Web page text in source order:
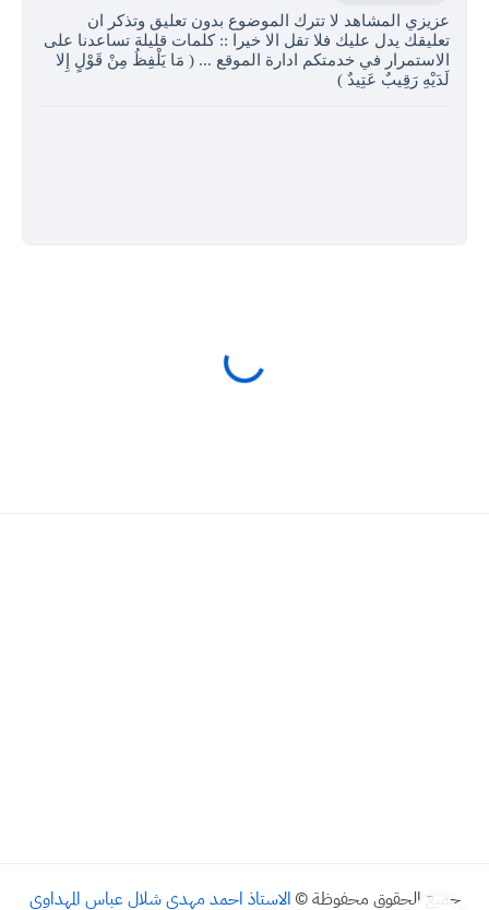
عزيزي المشاهد لا تترك الموضوع بدون تعليق وتذكر ان
تعليقك يدل عليك فلا تقل الا خيرا :: كلمات قليلة تساعدنا على
الاستمرار في خدمتكم ادارة الموقع ... ( مَا يَلْفِظُ مِنْ قَوْلٍ إِلا
لَدَيْهِ رَقِيبٌ عَتِيدٌ )
جميع الحقوق محفوظة © الاستاذ احمد مهدي شلال عباس المهداوي